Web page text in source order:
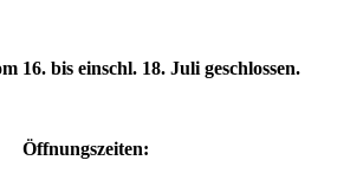
16. bis einschl. 18. Juli geschlossen.
Öffnungszeiten: